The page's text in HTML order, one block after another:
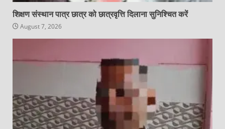
शिक्षण संस्थान पात्र छात्र को छात्रवृत्ति दिलाना सुनिश्चित करें
August 7, 2026